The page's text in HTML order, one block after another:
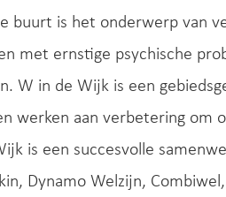
buurt is het onderwerp van
met ernstige psychische
W in de Wijk is een
werken aan verbetering om
is een succesvolle
Dynamo Welzijn,